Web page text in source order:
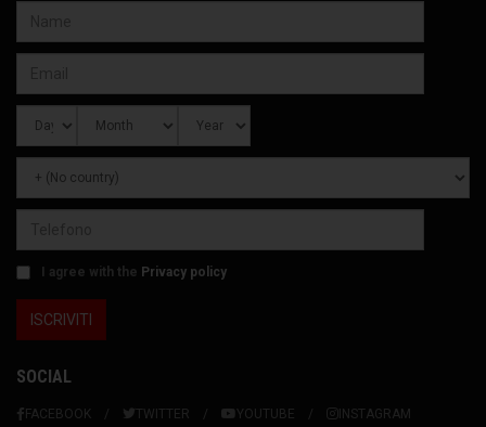
I agree with the Privacy policy
SOCIAL
FACEBOOK TWITTER YOUTUBE INSTAGRAM